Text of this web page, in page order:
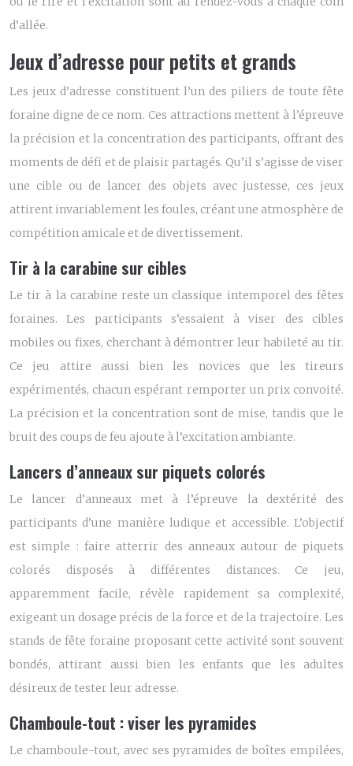
d’allée.
Jeux d’adresse pour petits et grands
Les jeux d’adresse constituent l’un des piliers de toute fête
foraine digne de ce nom. Ces attractions mettent à l’épreuve
la précision et la concentration des participants, offrant des
moments de défi et de plaisir partagés. Qu’il s’agisse de viser
une cible ou de lancer des objets avec justesse, ces jeux
attirent invariablement les foules, créant une atmosphère de
compétition amicale et de divertissement.
Tir à la carabine sur cibles
Le tir à la carabine reste un classique intemporel des fêtes
foraines. Les participants s’essaient à viser des cibles
mobiles ou fixes, cherchant à démontrer leur habileté au tir.
Ce jeu attire aussi bien les novices que les tireurs
expérimentés, chacun espérant remporter un prix convoité.
La précision et la concentration sont de mise, tandis que le
bruit des coups de feu ajoute à l’excitation ambiante.
Lancers d’anneaux sur piquets colorés
Le lancer d’anneaux met à l’épreuve la dextérité des
participants d’une manière ludique et accessible. L’objectif
est simple : faire atterrir des anneaux autour de piquets
colorés disposés à différentes distances. Ce jeu,
apparemment facile, révèle rapidement sa complexité,
exigeant un dosage précis de la force et de la trajectoire. Les
stands de fête foraine proposant cette activité sont souvent
bondés, attirant aussi bien les enfants que les adultes
désireux de tester leur adresse.
Chamboule-tout : viser les pyramides
Le chamboule-tout, avec ses pyramides de boîtes empilées,